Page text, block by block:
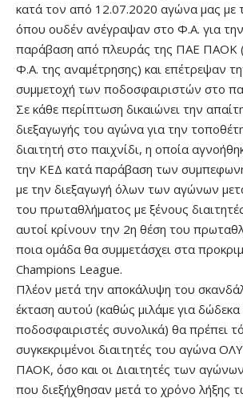
κατά τον από 12.07.2020 αγώνα μας
όπου ουδέν ανέγραψαν στο Φ.Α. για την
παράβαση από πλευράς της ΠΑΕ ΠΑΟΚ
Φ.Α. της αναμέτρησης) και επέτρεψαν
συμμετοχή των ποδοσφαιριστών στο
Σε κάθε περίπτωση δικαιώνει την
διεξαγωγής του αγώνα για την
διαιτητή στο παιχνίδι, η οποία
την ΚΕΔ κατά παράβαση των
με την διεξαγωγή όλων των αγώνων
του πρωταθλήματος με ξένους
αυτοί κρίνουν την 2η θέση του
ποια ομάδα θα συμμετάσχει στα
Champions League.
Πλέον μετά την αποκάλυψη του
έκταση αυτού (καθώς μιλάμε για
ποδοσφαιριστές συνολικά) θα πρέπει
συγκεκριμένοι διαιτητές του αγώνα
ΠΑΟΚ, όσο και οι Διαιτητές των
που διεξήχθησαν μετά το χρόνο λήξης